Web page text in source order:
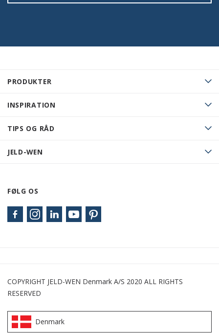
PRODUKTER
INSPIRATION
TIPS OG RÅD
JELD-WEN
FØLG OS
COPYRIGHT JELD-WEN Denmark A/S 2020 ALL RIGHTS
RESERVED
Denmark